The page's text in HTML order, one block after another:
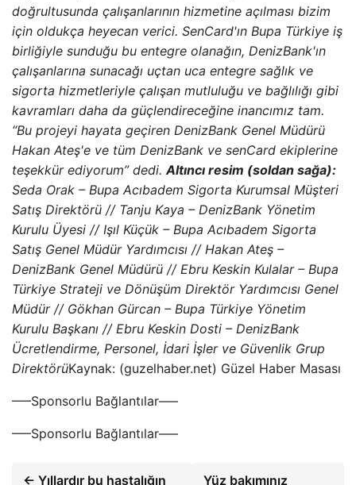
doğrultusunda çalışanlarının hizmetine açılması bizim
için oldukça heyecan verici. SenCard'ın Bupa Türkiye iş
birliğiyle sunduğu bu entegre olanağın, DenizBank'ın
çalışanlarına sunacağı uçtan uca entegre sağlık ve
sigorta hizmetleriyle çalışan mutluluğu ve bağlılığı gibi
kavramları daha da güçlendireceğine inancımız tam.
“Bu projeyi hayata geçiren DenizBank Genel Müdürü
Hakan Ateş'e ve tüm DenizBank ve senCard ekiplerine
teşekkür ediyorum” dedi.Altıncı resim (soldan sağa):
Seda Orak – Bupa Acıbadem Sigorta Kurumsal Müşteri
Satış Direktörü // Tanju Kaya – DenizBank Yönetim
Kurulu Üyesi // Işıl Küçük – Bupa Acıbadem Sigorta
Satış Genel Müdür Yardımcısı // Hakan Ateş –
DenizBank Genel Müdürü // Ebru Keskin Kulalar – Bupa
Türkiye Strateji ve Dönüşüm Direktör Yardımcısı Genel
Müdür // Gökhan Gürcan – Bupa Türkiye Yönetim
Kurulu Başkanı // Ebru Keskin Dosti – DenizBank
Ücretlendirme, Personel, İdari İşler ve Güvenlik Grup
DirektörüKaynak: (guzelhaber.net) Güzel Haber Masası
—–Sponsorlu Bağlantılar—–
—–Sponsorlu Bağlantılar—–
← Yıllardır bu hastalığın Yüz bakımınız